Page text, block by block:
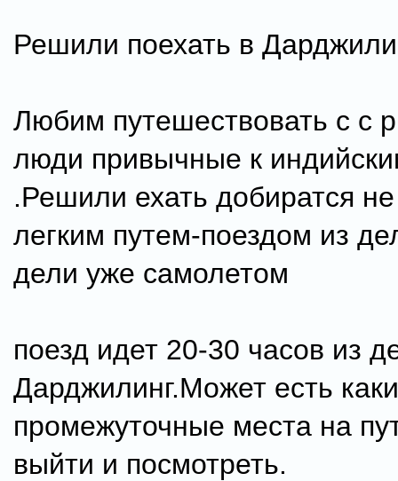
Решили поехать в
Любим путешествовать с с
люди привычные к
.Решили ехать добиратся
легким путем-поездом из
дели уже самолетом
поезд идет 20-30 часов из
Дарджилинг.Может есть
промежуточные места на
выйти и посмотреть.